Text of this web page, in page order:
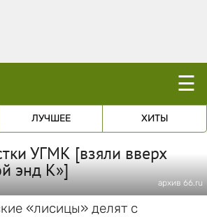
☰
ЛУЧШЕЕ ХИТЫ
УГМК [взяли вверх
энд К»]
архив 66.ru
«лисицы» делят с